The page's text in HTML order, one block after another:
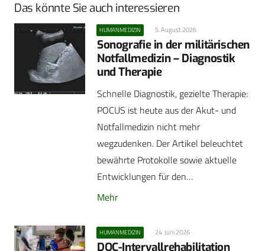
Das könnte Sie auch interessieren
HUMANMEDIZIN 5. August 2026
Sonografie in der militärischen
Notfallmedizin – Diagnostik
und Therapie
Schnelle Diagnostik, gezielte Therapie:
POCUS ist heute aus der Akut- und
Notfallmedizin nicht mehr
wegzudenken. Der Artikel beleuchtet
bewährte Protokolle sowie aktuelle
Entwicklungen für den…
Mehr
HUMANMEDIZIN 24. Juni 2026
DOC-Intervallrehabilitation